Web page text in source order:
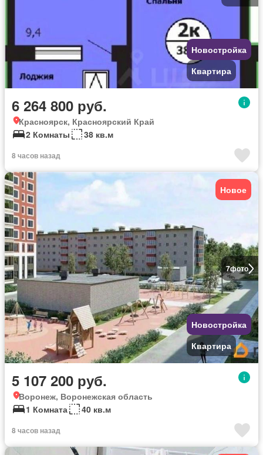
Новостройка
Квартира
6 264 800 руб.
Красноярск, Красноярский Край
2 Комнаты
38 кв.м
8 часов назад
7фото
Новое
Новостройка
Квартира
5 107 200 руб.
Воронеж, Воронежская область
1 Комната
40 кв.м
8 часов назад